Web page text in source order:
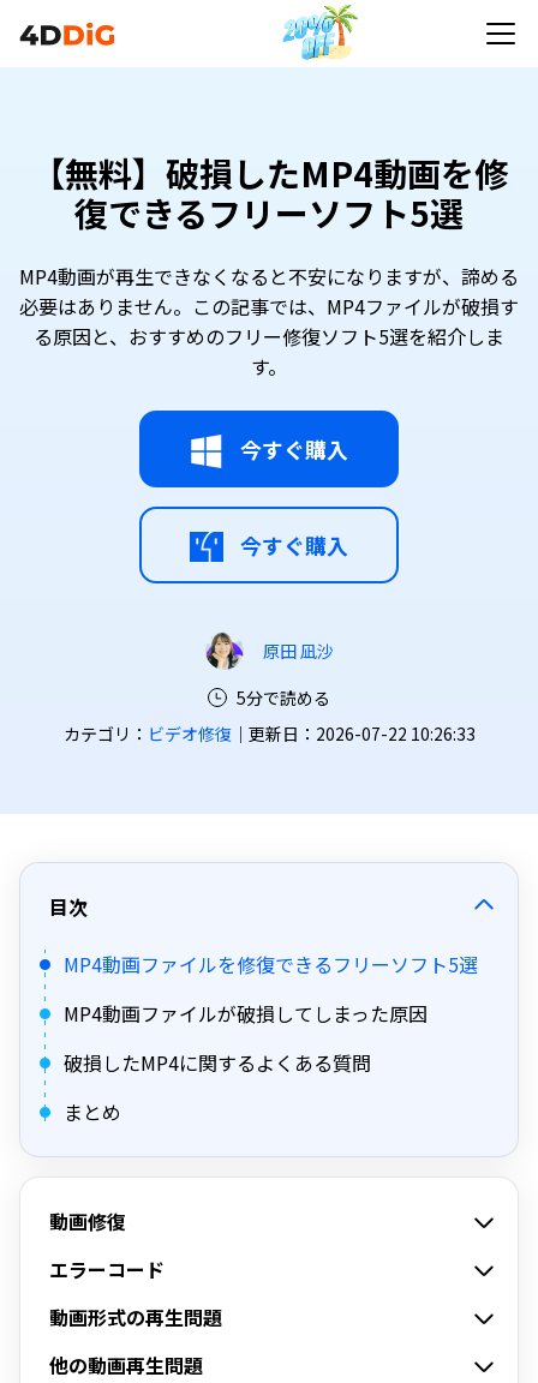
【無料】破損したMP4動画を修
復できるフリーソフト5選
MP4動画が再生できなくなると不安になりますが、諦める
必要はありません。この記事では、MP4ファイルが破損す
る原因と、おすすめのフリー修復ソフト5選を紹介しま
す。
今すぐ購入
今すぐ購入
原田 凪沙
5分で読める
カテゴリ： ビデオ修復｜更新日：2026-07-22 10:26:33
目次
MP4動画ファイルを修復できるフリーソフト5選
MP4動画ファイルが破損してしまった原因
破損したMP4に関するよくある質問
まとめ
動画修復
エラーコード
動画形式の再生問題
他の動画再生問題